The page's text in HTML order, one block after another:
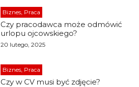
Biznes, Praca
Czy pracodawca może odmówić
urlopu ojcowskiego?
20 lutego, 2025
Biznes, Praca
Czy w CV musi być zdjęcie?